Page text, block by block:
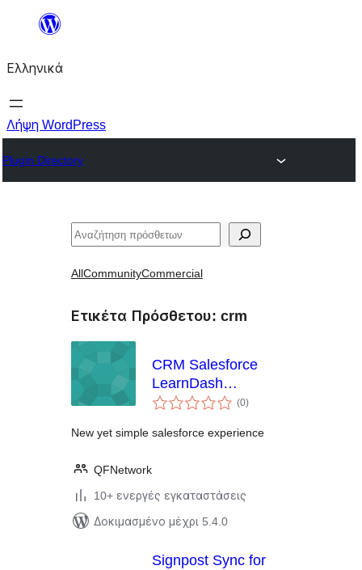
Μετάβαση
περιεχόμενο
Ελληνικά
Λήψη WordPress
Plugin Directory
Αναζήτηση
AllCommunityCommercial
Ετικέτα Πρόσθετου: crm
CRM Salesforce
LearnDash
Integration
(0αξιολογήσεις
σύνολο
)
New yet simple salesforce experience
QFNetwork
10+ ενεργές εγκαταστάσεις
Δοκιμασμένο μέχρι 5.4.0
Signpost Sync for